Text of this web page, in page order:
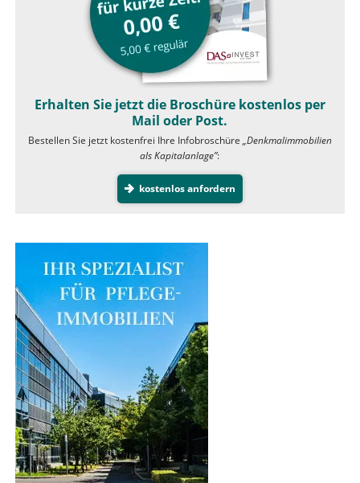
Erhalten Sie jetzt die Broschüre kostenlos per
Mail oder Post.
Bestellen Sie jetzt kostenfrei Ihre Infobroschüre „Denkmalimmobilien
als Kapitalanlage”:
kostenlos anfordern